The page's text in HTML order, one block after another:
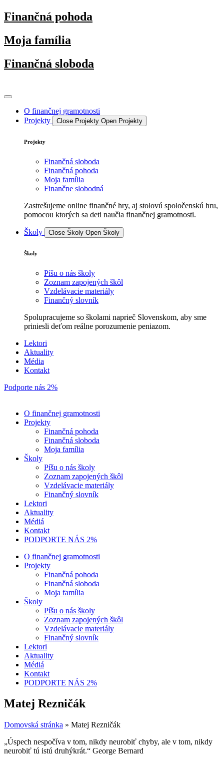
Preskočiť
na
Finančná pohoda
Moja família
Finančná sloboda
O finančnej gramotnosti
Projekty
Close Projekty Open Projekty
Projekty
Finančná sloboda
Finančná pohoda
Moja família
Finančne slobodná
Zastrešujeme online finančné hry, aj stolovú spoločenskú hru,
pomocou ktorých sa deti naučia finančnej gramotnosti.
Školy Close Školy Open Školy
Školy
Píšu o nás školy
Zoznam zapojených škôl
Vzdelávacie materiály
Finančný slovník
Spolupracujeme so školami naprieč Slovenskom, aby sme
priniesli deťom reálne porozumenie peniazom.
Lektori
Aktuality
Média
Kontakt
Podporte nás 2%
O finančnej gramotnosti
Projekty
Finančná pohoda
Finančná sloboda
Moja família
Školy
Píšu o nás školy
Zoznam zapojených škôl
Vzdelávacie materiály
Finančný slovník
Lektori
Aktuality
Médiá
Kontakt
PODPORTE NÁS 2%
O finančnej gramotnosti
Projekty
Finančná pohoda
Finančná sloboda
Moja família
Školy
Píšu o nás školy
Zoznam zapojených škôl
Vzdelávacie materiály
Finančný slovník
Lektori
Aktuality
Médiá
Kontakt
PODPORTE NÁS 2%
Matej Rezničák
Domovská stránka » Matej Rezničák
„Úspech nespočíva v tom, nikdy neurobiť chyby, ale v tom, nikdy
neurobiť tú istú druhýkrát.“ George Bernard